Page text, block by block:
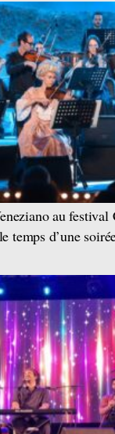
au festival
temps d’une